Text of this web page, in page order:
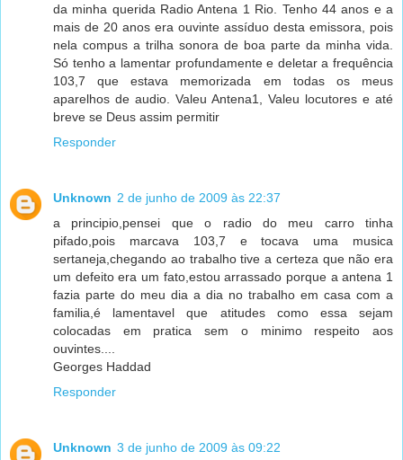
da minha querida Radio Antena 1 Rio. Tenho 44 anos e a
mais de 20 anos era ouvinte assíduo desta emissora, pois
nela compus a trilha sonora de boa parte da minha vida.
Só tenho a lamentar profundamente e deletar a frequência
103,7 que estava memorizada em todas os meus
aparelhos de audio. Valeu Antena1, Valeu locutores e até
breve se Deus assim permitir
Responder
Unknown 2 de junho de 2009 às 22:37
a principio,pensei que o radio do meu carro tinha
pifado,pois marcava 103,7 e tocava uma musica
sertaneja,chegando ao trabalho tive a certeza que não era
um defeito era um fato,estou arrassado porque a antena 1
fazia parte do meu dia a dia no trabalho em casa com a
familia,é lamentavel que atitudes como essa sejam
colocadas em pratica sem o minimo respeito aos
ouvintes....
Georges Haddad
Responder
Unknown 3 de junho de 2009 às 09:22